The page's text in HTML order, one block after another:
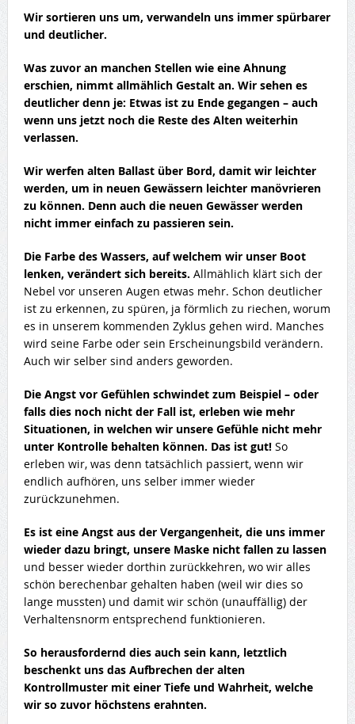
Wir sortieren uns um, verwandeln uns immer spürbarer
und deutlicher.
Was zuvor an manchen Stellen wie eine Ahnung
erschien, nimmt allmählich Gestalt an. Wir sehen es
deutlicher denn je: Etwas ist zu Ende gegangen – auch
wenn uns jetzt noch die Reste des Alten weiterhin
verlassen.
Wir werfen alten Ballast über Bord, damit wir leichter
werden, um in neuen Gewässern leichter manövrieren
zu können. Denn auch die neuen Gewässer werden
nicht immer einfach zu passieren sein.
Die Farbe des Wassers, auf welchem wir unser Boot
lenken, verändert sich bereits. Allmählich klärt sich der
Nebel vor unseren Augen etwas mehr. Schon deutlicher
ist zu erkennen, zu spüren, ja förmlich zu riechen, worum
es in unserem kommenden Zyklus gehen wird. Manches
wird seine Farbe oder sein Erscheinungsbild verändern.
Auch wir selber sind anders geworden.
Die Angst vor Gefühlen schwindet zum Beispiel – oder
falls dies noch nicht der Fall ist, erleben wie mehr
Situationen, in welchen wir unsere Gefühle nicht mehr
unter Kontrolle behalten können. Das ist gut! So
erleben wir, was denn tatsächlich passiert, wenn wir
endlich aufhören, uns selber immer wieder
zurückzunehmen.
Es ist eine Angst aus der Vergangenheit, die uns immer
wieder dazu bringt, unsere Maske nicht fallen zu lassen
und besser wieder dorthin zurückkehren, wo wir alles
schön berechenbar gehalten haben (weil wir dies so
lange mussten) und damit wir schön (unauffällig) der
Verhaltensnorm entsprechend funktionieren.
So herausfordernd dies auch sein kann, letztlich
beschenkt uns das Aufbrechen der alten
Kontrollmuster mit einer Tiefe und Wahrheit, welche
wir so zuvor höchstens erahnten.